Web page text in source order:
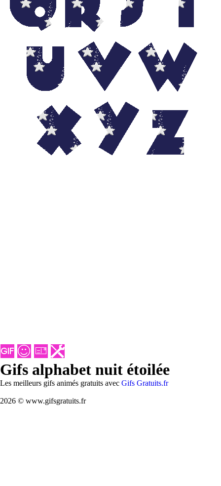
Gifs alphabet nuit étoilée
Les meilleurs gifs animés gratuits avec Gifs Gratuits.fr
2026 © www.gifsgratuits.fr